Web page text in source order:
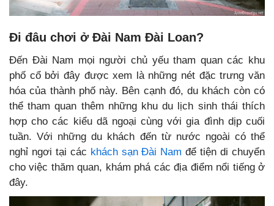
Đi đâu chơi ở Đài Nam Đài Loan?
Đến Đài Nam mọi người chủ yếu tham quan các khu
phố cổ bởi đây được xem là những nét đặc trưng văn
hóa của thành phố này. Bên cạnh đó, du khách còn có
thể tham quan thêm những khu du lịch sinh thái thích
hợp cho các kiểu dã ngoại cùng với gia đình dịp cuối
tuần. Với những du khách đến từ nước ngoài có thể
nghỉ ngơi tại các khách sạn Đài Nam để tiện di chuyển
cho việc thăm quan, khám phá các địa điểm nổi tiếng ở
đây.